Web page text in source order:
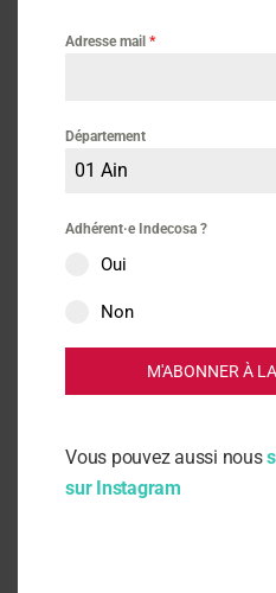
Lire aussi
démocratique
Journal alimentation N° 8 –
Mesures du nombre de doses de
La Sentinelle de la Santé N° 27
Articles
Adresse mail *
Département
01 Ain
Adhérent·e Indecosa ?
Oui
Non
M'ABONNER À
Vous pouvez aussi nous
sur Instagram